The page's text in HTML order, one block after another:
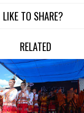
LIKE TO SHARE?
RELATED